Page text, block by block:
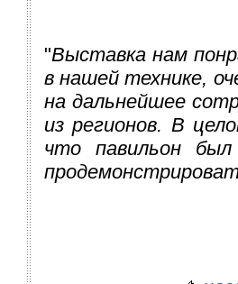
"Выставка нам
в нашей технике,
на дальнейшее
из регионов. В
что павильон